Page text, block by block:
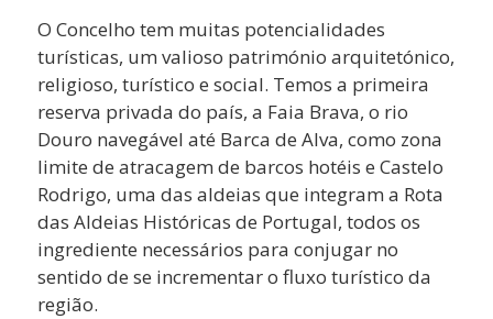
O Concelho tem muitas potencialidades
turísticas, um valioso património arquitetónico,
religioso, turístico e social. Temos a primeira
reserva privada do país, a Faia Brava, o rio
Douro navegável até Barca de Alva, como zona
limite de atracagem de barcos hotéis e Castelo
Rodrigo, uma das aldeias que integram a Rota
das Aldeias Históricas de Portugal, todos os
ingrediente necessários para conjugar no
sentido de se incrementar o fluxo turístico da
região.